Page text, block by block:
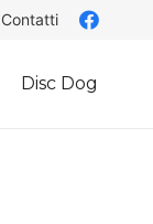
Contatti
Disc Dog